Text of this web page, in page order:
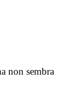
non sembra